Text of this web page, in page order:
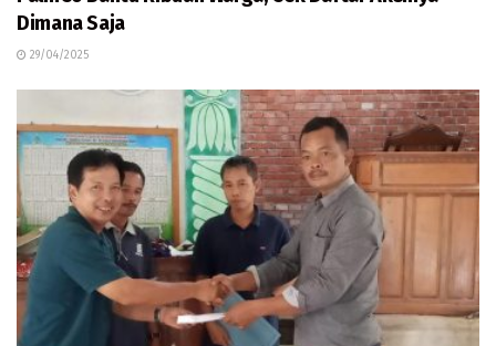
Dimana Saja
29/04/2025